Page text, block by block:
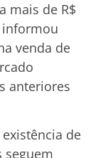
mais de R$
venda de
anteriores
de
seguem